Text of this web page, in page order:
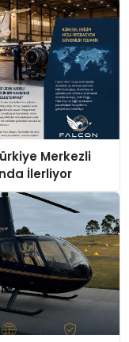
Merkezli
İlerliyor